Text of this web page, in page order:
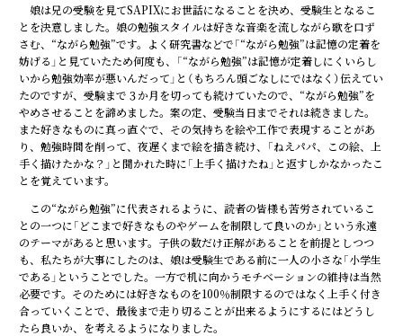
娘は兄の受験を見てSAPIXにお世話になることを決め、受験生となるこ
とを決意しました。娘の勉強スタイルは好きな音楽を流しながら歌を口ず
さむ、“ながら勉強”です。よく研究書などで「“ながら勉強”は記憶の定着を
妨げる」と見ていたため何度も、「“ながら勉強”は記憶が定着しにくいらし
いから勉強効率が悪いんだって」と（もちろん頭ごなしにではなく）伝えてい
たのですが、受験まで３か月を切っても続けていたので、“ながら勉強”を
やめさせることを諦めました。案の定、受験当日までそれは続きました。
また好きなものに真っ直ぐで、その気持ちを絵や工作で表現することがあ
り、勉強時間を削って、夜遅くまで絵を描き続け、「ねえパパ、この絵、上
手く描けたかな？」と聞かれた時に「上手く描けたね」と返すしかなかったこ
とを覚えています。
この“ながら勉強”に代表されるように、読者の皆様も苦労されているこ
との一つに「どこまで好きなものやゲームを制限して良いのか」という永遠
のテーマがあると思います。子供の数だけ正解があることを前提としつつ
も、私たちが大事にしたのは、娘は受験生である前に一人の小さな「小学生
である」ということでした。一方で机に向かうモチベーションの維持は当然
必要です。そのためには好きなものを100％制限するのではなく上手く付き
合っていくことで、最後まで走り切ることが出来るようにするにはどうし
たら良いか、を考えるようになりました。